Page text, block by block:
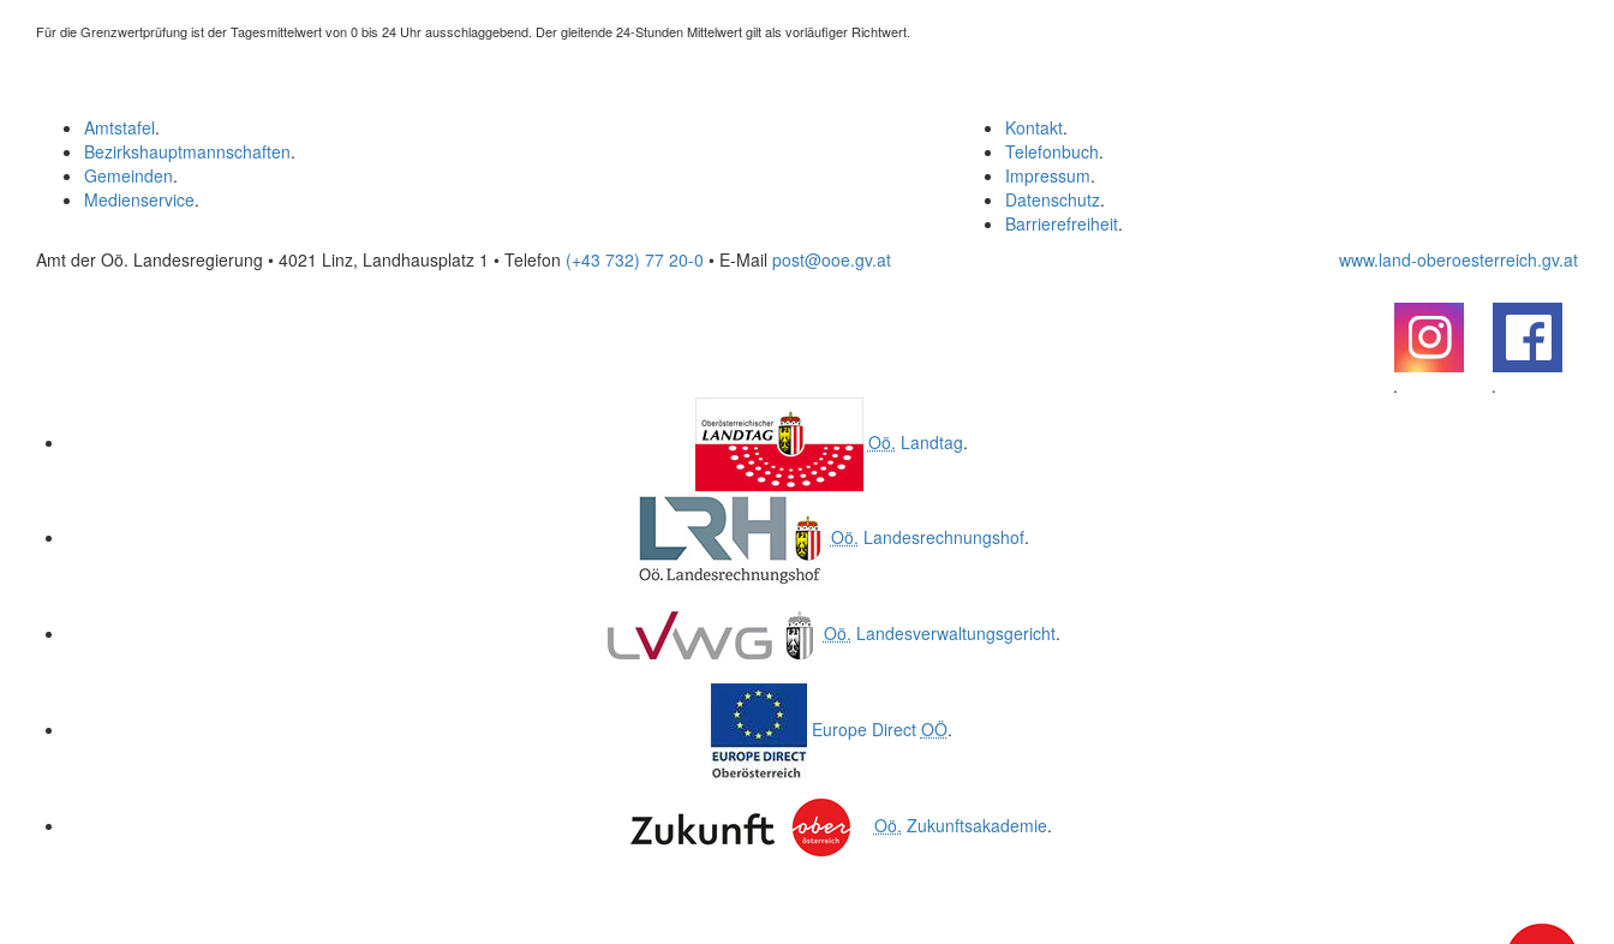
Für die Grenzwertprüfung ist der Tagesmittelwert von 0 bis 24 Uhr ausschlaggebend. Der gleitende 24-Stunden Mittelwert gilt als vorläufiger Richtwert.
Kontakt.
Telefonbuch.
Impressum.
Datenschutz.
Barrierefreiheit.
Amtstafel.
Bezirkshauptmannschaften.
Gemeinden.
Medienservice.
Amt der Oö. Landesregierung • 4021 Linz, Landhausplatz 1 • Telefon (+43 732) 77 20-0 • E-Mail post@ooe.gv.at www.land-oberoesterreich.gv.at
.
.
Oö. Landtag.
Oö. Landesrechnungshof.
Oö. Landesverwaltungsgericht.
Europe Direct OÖ.
Oö. Zukunftsakademie.